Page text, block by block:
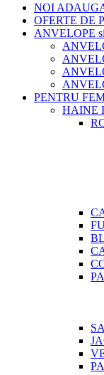
NOI
OFERTE DE
ANVELOPE
PENTRU
HAINE